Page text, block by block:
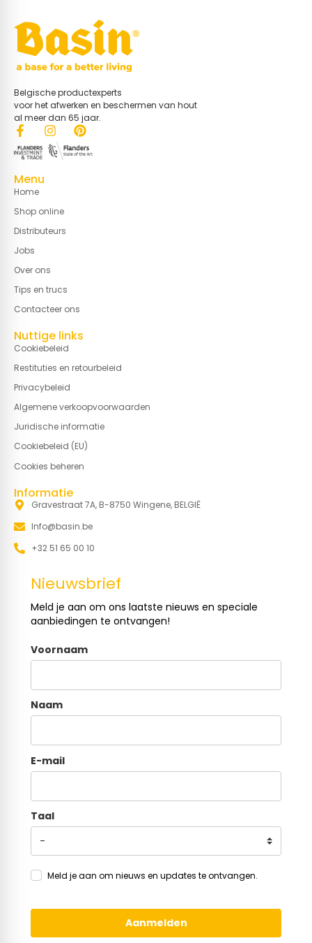
Belgische productexperts
voor het afwerken en beschermen van hout
al meer dan 65 jaar.
Menu
Home
Shop online
Distributeurs
Jobs
Over ons
Tips en trucs
Contacteer ons
Nuttige links
Cookiebeleid
Restituties en retourbeleid
Privacybeleid
Algemene verkoopvoorwaarden
Juridische informatie
Cookiebeleid (EU)
Cookies beheren
Informatie
Gravestraat 7A, B-8750 Wingene, BELGIË
Info@basin.be
+32 51 65 00 10
Nieuwsbrief
Meld je aan om ons laatste nieuws en speciale
aanbiedingen te ontvangen!
Voornaam
Naam
E-mail
Taal
Meld je aan om nieuws en updates te ontvangen.
Aanmelden